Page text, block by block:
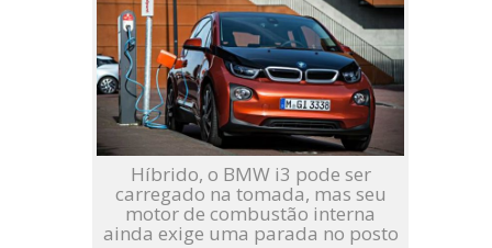
Híbrido, o BMW i3 pode ser
carregado na tomada, mas seu
motor de combustão interna
ainda exige uma parada no posto